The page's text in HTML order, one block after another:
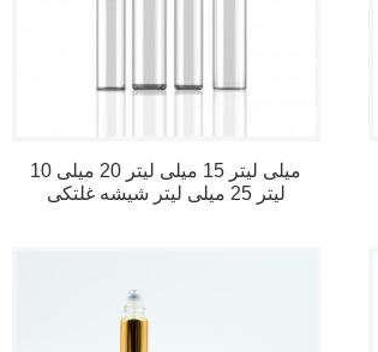
10 میلی لیتر 15 میلی لیتر 20 میلی
لیتر 25 میلی لیتر شیشه غلتکی